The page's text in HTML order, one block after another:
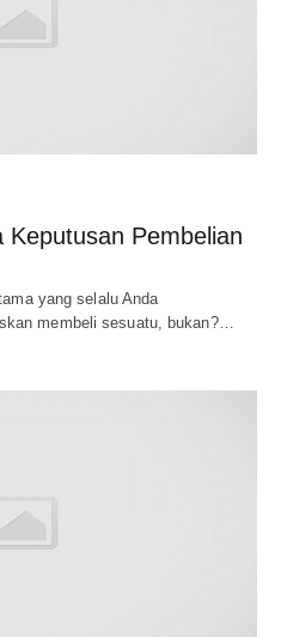
Keputusan Pembelian
yang selalu Anda
membeli sesuatu, bukan?…